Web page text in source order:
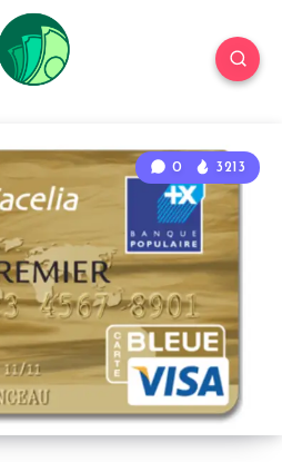
0 3213